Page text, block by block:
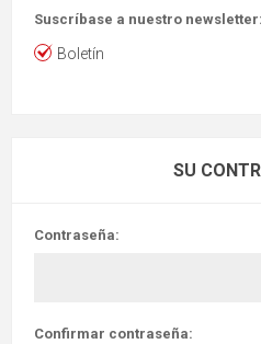
Suscríbase a nuestro newsletter:
Boletín
SU
Contraseña:
Confirmar contraseña: